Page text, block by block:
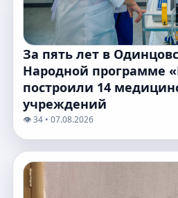
За пять лет в
Народной программе
построили 14
учреждений
👁️ 34 • 07.08.2026